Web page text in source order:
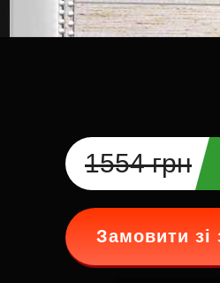
1554 грн
Замовити зі